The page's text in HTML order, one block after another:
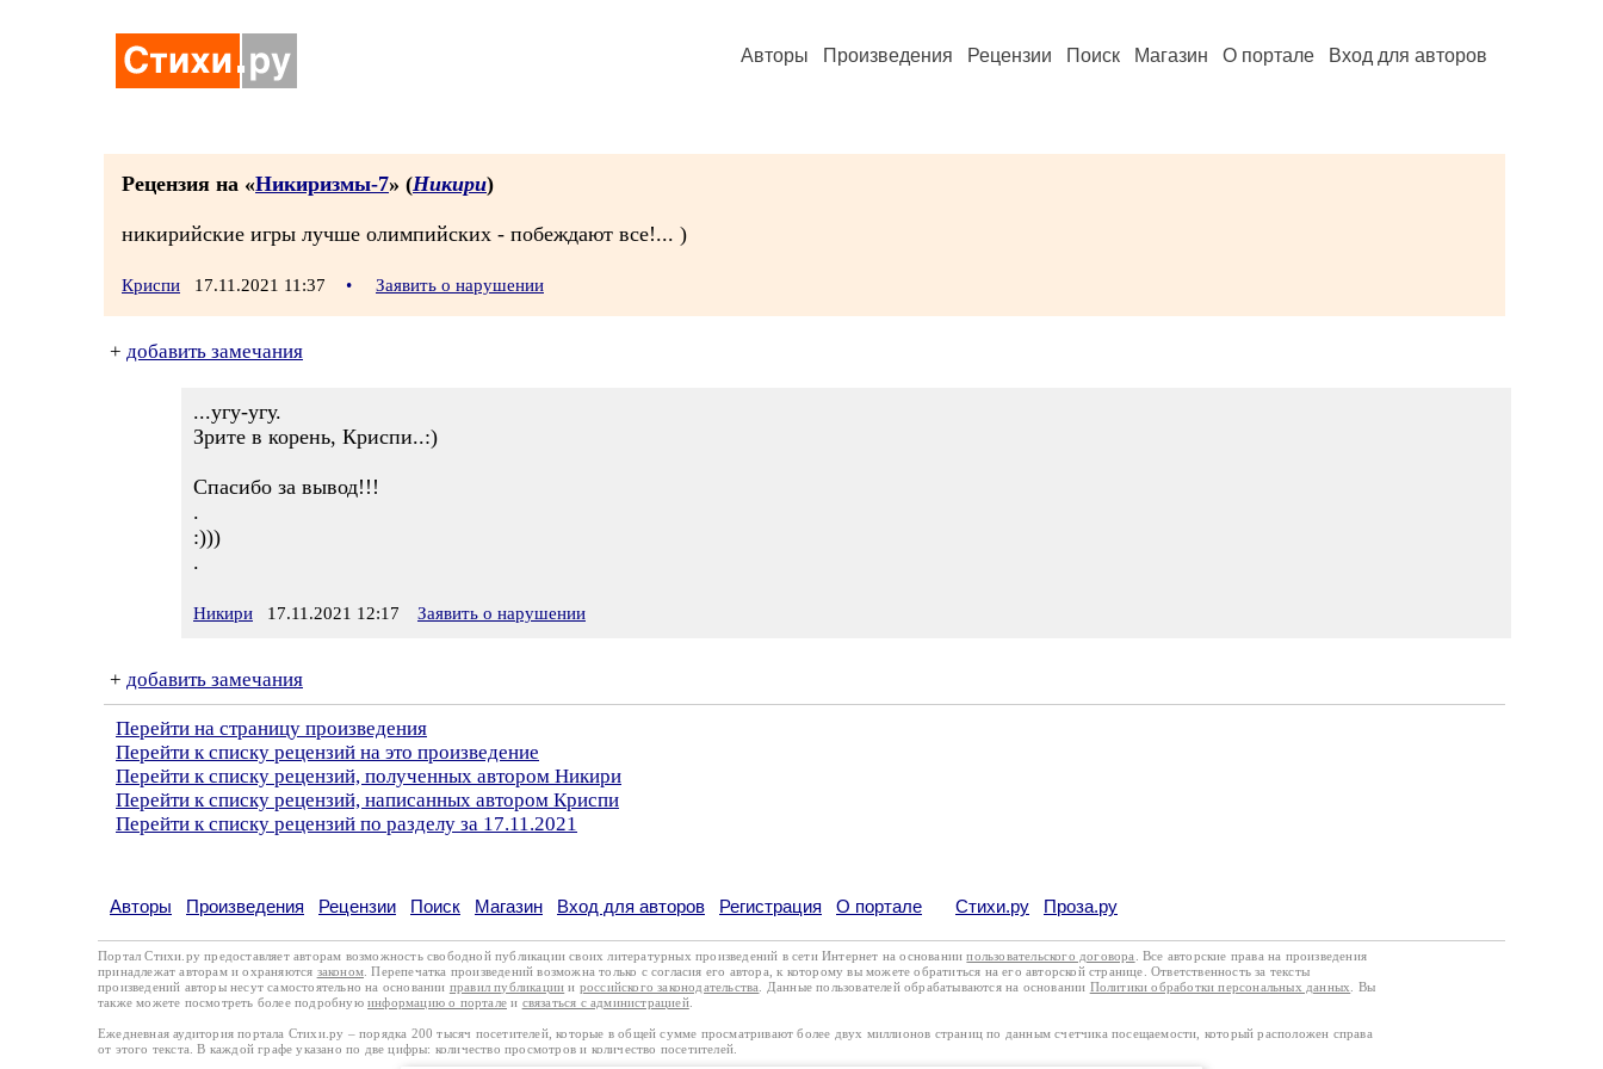
Авторы Произведения Рецензии Поиск Магазин О портале Вход для авторов
Рецензия на «Никиризмы-7» (Никири)
никирийские игры лучше олимпийских - побеждают все!... )
Криспи 17.11.2021 11:37 • Заявить о нарушении
+ добавить замечания
...угу-угу.
Зрите в корень, Криспи..:)
Спасибо за вывод!!!
.
:)))
.
Никири 17.11.2021 12:17 Заявить о нарушении
+ добавить замечания
Перейти на страницу произведения
Перейти к списку рецензий на это произведение
Перейти к списку рецензий, полученных автором Никири
Перейти к списку рецензий, написанных автором Криспи
Перейти к списку рецензий по разделу за 17.11.2021
Авторы Произведения Рецензии Поиск Магазин Вход для авторов Регистрация О портале Стихи.ру Проза.ру
Портал Стихи.ру предоставляет авторам возможность свободной публикации своих литературных произведений в сети Интернет на основаниипользовательского договора
. Все авторские права на произведения
принадлежат авторам и охраняются законом . Перепечатка произведений возможна только с согласия его автора, к которому вы можете обратиться на его авторской странице. Ответственность за тексты
произведений авторы несут самостоятельно на основании правил публикации и российского законодательства . Данные пользователей обрабатываются на основании Политики обработки персональных данных
. Вы
также можете посмотреть более подробную информацию о портале и связаться с администрацией.
Ежедневная аудитория портала Стихи.ру – порядка 200 тысяч посетителей, которые в общей сумме просматривают более двух миллионов страниц по данным счетчика посещаемости, который расположен справа
от этого текста. В каждой графе указано по две цифры: количество просмотров и количество посетителей.